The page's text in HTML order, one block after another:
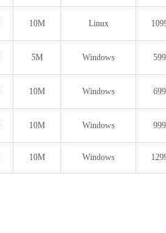
10M Linux
5M Windows
10M Windows
10M Windows
10M Windows